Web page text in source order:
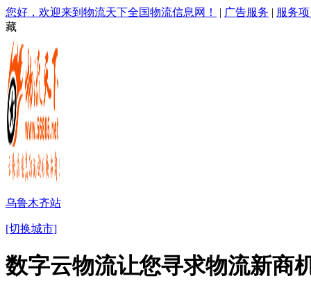
您好，欢迎来到物流天下全国物流信息网！ | 广告服务 | 服务
藏
乌鲁木齐站
[切换城市]
数字云物流让您寻求物流新商